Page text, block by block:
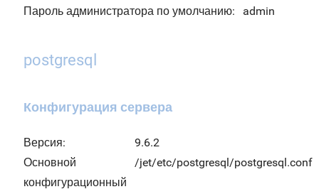
Пароль администратора по умолчанию:
admin
postgresql
Конфигурация сервера
Версия:
9.6.2
Основной
конфигурационный
/jet/etc/postgresql/postgresql.conf